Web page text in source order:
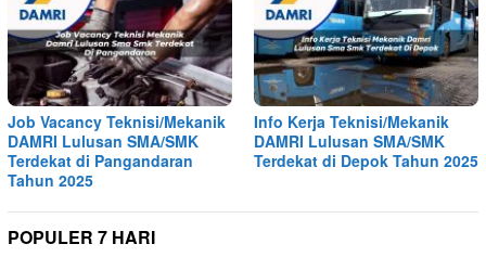
Job Vacancy Teknisi/Mekanik
DAMRI Lulusan SMA/SMK
Terdekat di Pangandaran
Tahun 2025
Info Kerja Teknisi/Mekanik
DAMRI Lulusan SMA/SMK
Terdekat di Depok Tahun 2025
POPULER 7 HARI